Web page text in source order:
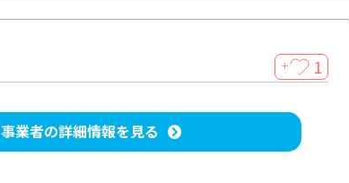
＋ 1
事業者の詳細情報を見る